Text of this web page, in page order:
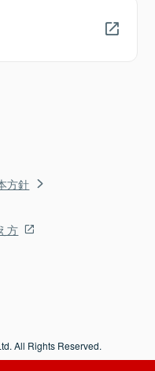
方針
方
All Rights Reserved.